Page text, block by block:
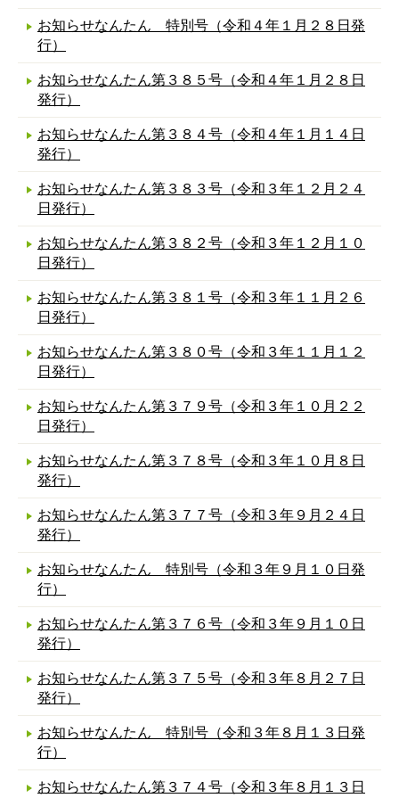
お知らせなんたん 特別号（令和４年１月２８日発
行）
お知らせなんたん第３８５号（令和４年１月２８日
発行）
お知らせなんたん第３８４号（令和４年１月１４日
発行）
お知らせなんたん第３８３号（令和３年１２月２４
日発行）
お知らせなんたん第３８２号（令和３年１２月１０
日発行）
お知らせなんたん第３８１号（令和３年１１月２６
日発行）
お知らせなんたん第３８０号（令和３年１１月１２
日発行）
お知らせなんたん第３７９号（令和３年１０月２２
日発行）
お知らせなんたん第３７８号（令和３年１０月８日
発行）
お知らせなんたん第３７７号（令和３年９月２４日
発行）
お知らせなんたん 特別号（令和３年９月１０日発
行）
お知らせなんたん第３７６号（令和３年９月１０日
発行）
お知らせなんたん第３７５号（令和３年８月２７日
発行）
お知らせなんたん 特別号（令和３年８月１３日発
行）
お知らせなんたん第３７４号（令和３年８月１３日